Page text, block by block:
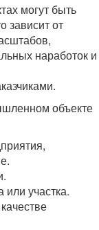
могут быть
зависит от
наработок и
объекте
участка.